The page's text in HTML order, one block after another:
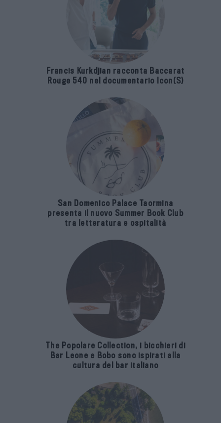
Francis Kurkdjian racconta Baccarat
Rouge 540 nel documentario Icon(S)
San Domenico Palace Taormina
presenta il nuovo Summer Book Club
tra letteratura e ospitalità
The Popolare Collection, i bicchieri di
Bar Leone e Bobo sono ispirati alla
cultura del bar italiano